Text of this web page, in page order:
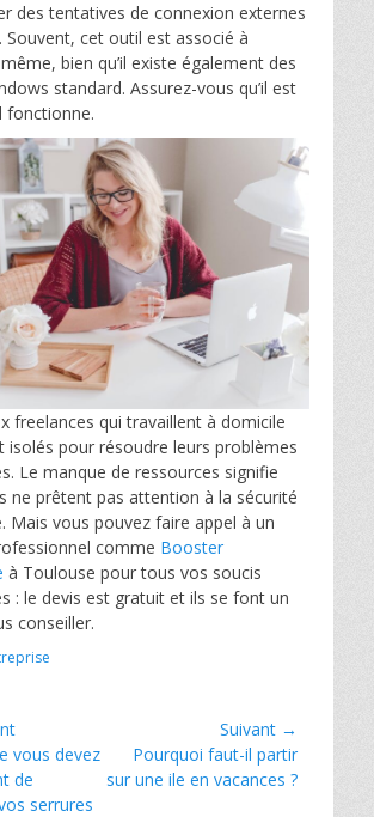
des tentatives de connexion externes
Souvent, cet outil est associé à
bien qu’il existe également des
standard. Assurez-vous qu’il est
fonctionne.
freelances qui travaillent à domicile
isolés pour résoudre leurs problèmes
Le manque de ressources signifie
ne prêtent pas attention à la sécurité
Mais vous pouvez faire appel à un
comme Booster
à Toulouse pour tous vos soucis
: le devis est gratuit et ils se font un
conseiller.
vous devez
de
serrures
Suivant →
Article
suivant :
Pourquoi faut-il partir
sur une ile en vacances ?